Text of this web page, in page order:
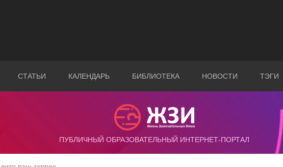
СТАТЬИ КАЛЕНДАРЬ БИБЛИОТЕКА НОВОСТИ ТЭГИ
ПУБЛИЧНЫЙ ОБРАЗОВАТЕЛЬНЫЙ ИНТЕРНЕТ-ПОРТАЛ